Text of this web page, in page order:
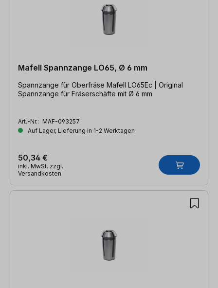
Mafell Spannzange LO65, Ø 6 mm
Spannzange für Oberfräse Mafell LO65Ec | Original
Spannzange für Fräserschäfte mit Ø 6 mm
Art.-Nr.: MAF-093257
Auf Lager, Lieferung in 1-2 Werktagen
50,34 €
inkl. MwSt. zzgl.
Versandkosten